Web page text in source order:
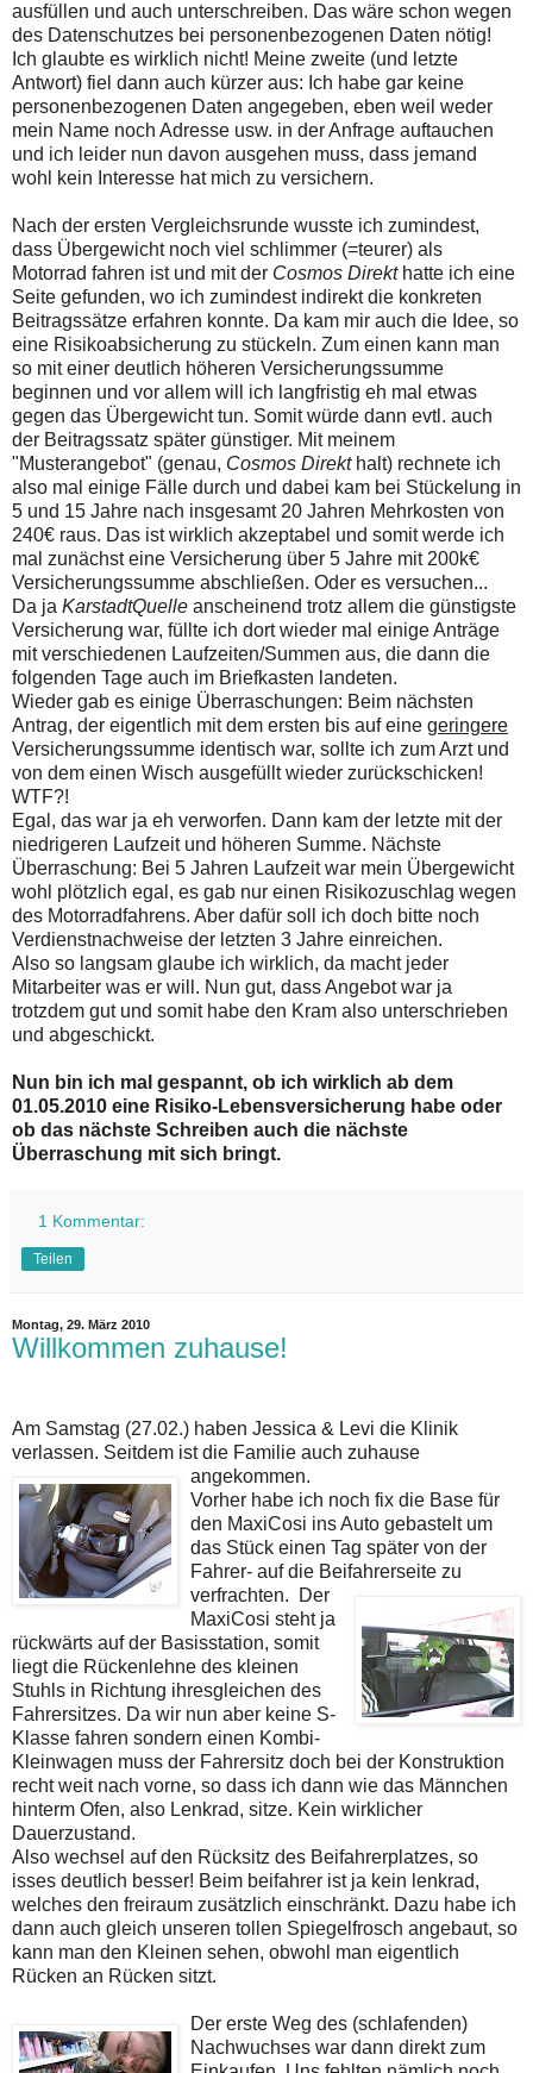
ausfüllen und auch unterschreiben. Das wäre schon wegen
des Datenschutzes bei personenbezogenen Daten nötig!
Ich glaubte es wirklich nicht! Meine zweite (und letzte
Antwort) fiel dann auch kürzer aus: Ich habe gar keine
personenbezogenen Daten angegeben, eben weil weder
mein Name noch Adresse usw. in der Anfrage auftauchen
und ich leider nun davon ausgehen muss, dass jemand
wohl kein Interesse hat mich zu versichern.
Nach der ersten Vergleichsrunde wusste ich zumindest,
dass Übergewicht noch viel schlimmer (=teurer) als
Motorrad fahren ist und mit der Cosmos Direkthatte ich eine
Seite gefunden, wo ich zumindest indirekt die konkreten
Beitragssätze erfahren konnte. Da kam mir auch die Idee, so
eine Risikoabsicherung zu stückeln. Zum einen kann man
so mit einer deutlich höheren Versicherungssumme
beginnen und vor allem will ich langfristig eh mal etwas
gegen das Übergewicht tun. Somit würde dann evtl. auch
der Beitragssatz später günstiger. Mit meinem
"Musterangebot" (genau, Cosmos Direkthalt) rechnete ich
also mal einige Fälle durch und dabei kam bei Stückelung in
5 und 15 Jahre nach insgesamt 20 Jahren Mehrkosten von
240€ raus. Das ist wirklich akzeptabel und somit werde ich
mal zunächst eine Versicherung über 5 Jahre mit 200k€
Versicherungssumme abschließen. Oder es versuchen...
Da ja KarstadtQuelle anscheinend trotz allem die günstigste
Versicherung war, füllte ich dort wieder mal einige Anträge
mit verschiedenen Laufzeiten/Summen aus, die dann die
folgenden Tage auch im Briefkasten landeten.
Wieder gab es einige Überraschungen: Beim nächsten
Antrag, der eigentlich mit dem ersten bis auf eine geringere
Versicherungssumme identisch war, sollte ich zum Arzt und
von dem einen Wisch ausgefüllt wieder zurückschicken!
WTF?!
Egal, das war ja eh verworfen. Dann kam der letzte mit der
niedrigeren Laufzeit und höheren Summe. Nächste
Überraschung: Bei 5 Jahren Laufzeit war mein Übergewicht
wohl plötzlich egal, es gab nur einen Risikozuschlag wegen
des Motorradfahrens. Aber dafür soll ich doch bitte noch
Verdienstnachweise der letzten 3 Jahre einreichen.
Also so langsam glaube ich wirklich, da macht jeder
Mitarbeiter was er will. Nun gut, dass Angebot war ja
trotzdem gut und somit habe den Kram also unterschrieben
und abgeschickt.
Nun bin ich mal gespannt, ob ich wirklich ab dem
01.05.2010 eine Risiko-Lebensversicherung habe oder
ob das nächste Schreiben auch die nächste
Überraschung mit sich bringt.
1 Kommentar:
Teilen
Montag, 29. März 2010
Willkommen zuhause!
Am Samstag (27.02.) haben Jessica & Levi die Klinik
verlassen. Seitdem ist die Familie auch zuhause
angekommen.
Vorher habe ich noch fix die Base für
den MaxiCosi ins Auto gebastelt um
das Stück einen Tag später von der
Fahrer- auf die Beifahrerseite zu
verfrachten.
Der
MaxiCosi steht ja
rückwärts auf der Basisstation, somit
liegt die Rückenlehne des kleinen
Stuhls in Richtung ihresgleichen des
Fahrersitzes. Da wir nun aber keine S-
Klasse fahren sondern einen Kombi-
Kleinwagen muss der Fahrersitz doch bei der Konstruktion
recht weit nach vorne, so dass ich dann wie das Männchen
hinterm Ofen, also Lenkrad, sitze. Kein wirklicher
Dauerzustand.
Also wechsel auf den Rücksitz des Beifahrerplatzes, so
isses deutlich besser! Beim beifahrer ist ja kein lenkrad,
welches den freiraum zusätzlich einschränkt. Dazu habe ich
dann auch gleich unseren tollen Spiegelfrosch angebaut, so
kann man den Kleinen sehen, obwohl man eigentlich
Rücken an Rücken sitzt.
Der erste Weg des (schlafenden)
Nachwuchses war dann direkt zum